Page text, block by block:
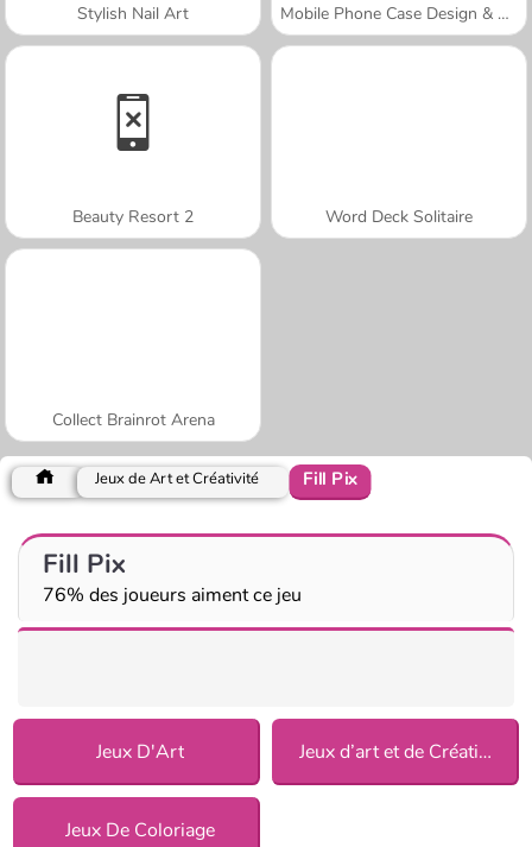
Stylish Nail Art Mobile Phone Case Design & DIY
Beauty Resort 2 Word Deck Solitaire
Collect Brainrot Arena
Jeux de Art et Créativité Fill Pix
Fill Pix
76% des joueurs aiment ce jeu
Jeux D'Art Jeux d’art et de Créativité
Jeux De Coloriage